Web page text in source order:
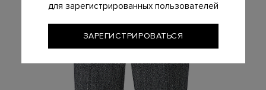
для зарегистрированных пользователей
ЗАРЕГИСТРИРОВАТЬСЯ